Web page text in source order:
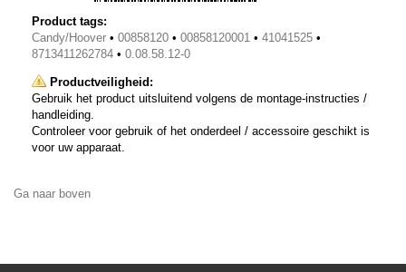
Product tags:
Candy/Hoover • 00858120 • 00858120001 • 41041525 •
8713411262784 • 0.08.58.12-0
Productveiligheid:
Gebruik het product uitsluitend volgens de montage-instructies /
handleiding.
Controleer voor gebruik of het onderdeel / accessoire geschikt is
voor uw apparaat.
Ga naar boven